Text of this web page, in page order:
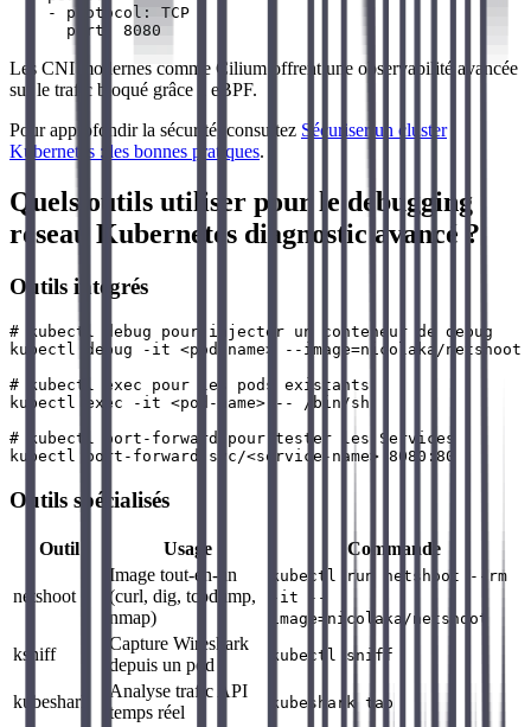
    - protocol: TCP
Les CNI modernes comme Cilium offrent une observabilité avancée
sur le trafic bloqué grâce à eBPF.
Pour approfondir la sécurité, consultez Sécuriser un cluster
Kubernetes : les bonnes pratiques.
Quels outils utiliser pour le debugging
réseau Kubernetes diagnostic avancé ?
Outils intégrés
# kubectl debug pour injecter un conteneur de debug
kubectl debug -it <pod-name> --image=nicolaka/netshoot
# kubectl exec pour les pods existants
kubectl exec -it <pod-name> -- /bin/sh
# kubectl port-forward pour tester les Services
Outils spécialisés
Outil Usage Commande
netshoot
Image tout-en-un
(curl, dig, tcpdump,
nmap)
kubectl run netshoot --rm
-it --
image=nicolaka/netshoot
ksniff
Capture Wireshark
depuis un pod
kubectl sniff
kubeshark
Analyse trafic API
temps réel
kubeshark tap